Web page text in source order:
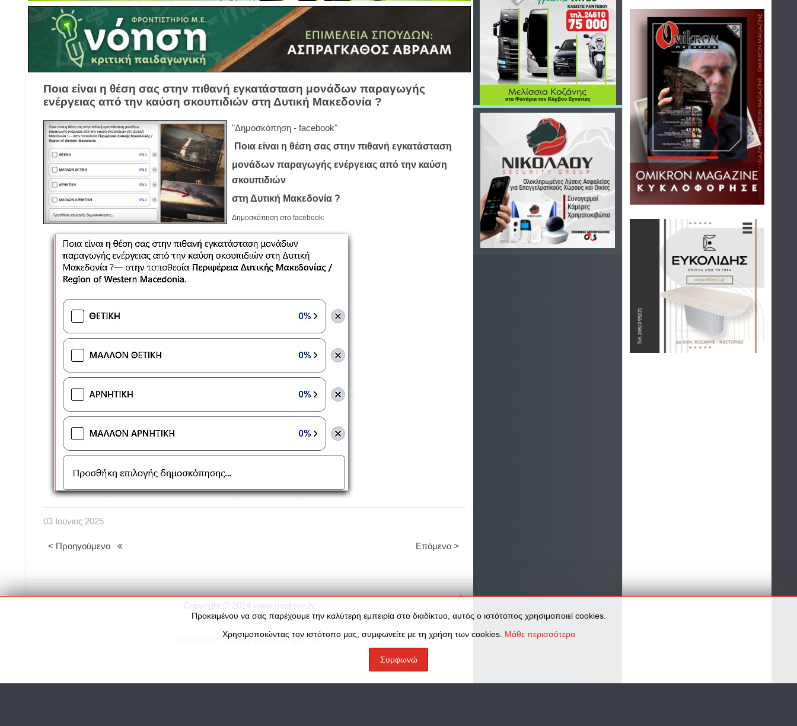
Ποια είναι η θέση σας στην πιθανή εγκατάσταση μονάδων παραγωγής
ενέργειας από την καύση σκουπιδιών στη Δυτική Μακεδονία ?
"Δημοσκόπηση - facebook"
Ποια είναι η θέση σας στην πιθανή εγκατάσταση
μονάδων παραγωγής ενέργειας από την καύση
σκουπιδιών
στη Δυτική Μακεδονία ?
Δημοσκόπηση στο facebook:
03 Ιούνιος 2025
< Προηγούμενο Επόμενο >
Προκειμένου να σας παρέχουμε την καλύτερη εμπειρία στο διαδίκτυο, αυτός ο ιστότοπος χρησιμοποιεί cookies.
Χρησιμοποιώντας τον ιστότοπο μας, συμφωνείτε με τη χρήση των cookies. Μάθε περισσότερα
Συμφωνώ
Copyright © 2014 www.omikron.tv
www.ptolemaida.tv www.top-sport.gr